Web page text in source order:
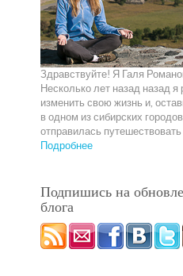
Здравствуйте! Я Галя
Несколько лет назад назад
изменить свою жизнь и,
в одном из сибирских
отправилась
Подробнее
Подпишись на
блога